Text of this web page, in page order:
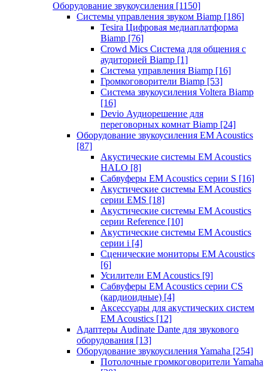
Оборудование звукоусиления [1150]
Системы управления звуком Biamp [186]
Tesira Цифровая медиаплатформа
Biamp [76]
Crowd Mics Система для общения с
аудиторией Biamp [1]
Система управления Biamp [16]
Громкоговорители Biamp [53]
Система звукоусиления Voltera Biamp
[16]
Devio Аудиорешение для
переговорных комнат Biamp [24]
Оборудование звукоусиления EM Acoustics
[87]
Акустические системы EM Acoustics
HALO [8]
Сабвуферы EM Acoustics серии S [16]
Акустические системы EM Acoustics
серии EMS [18]
Акустические системы EM Acoustics
серии Reference [10]
Акустические системы EM Acoustics
серии i [4]
Сценические мониторы EM Acoustics
[6]
Усилители EM Acoustics [9]
Сабвуферы EM Acoustics серии CS
(кардиоидные) [4]
Аксессуары для акустических систем
EM Acoustics [12]
Адаптеры Audinate Dante для звукового
оборудования [13]
Оборудование звукоусиления Yamaha [254]
Потолочные громкоговорители Yamaha